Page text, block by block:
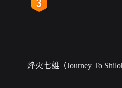
烽火七雄（Journey To